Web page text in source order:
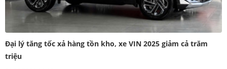
Đại lý tăng tốc xả hàng tồn kho, xe VIN 2025 giảm cả trăm
triệu